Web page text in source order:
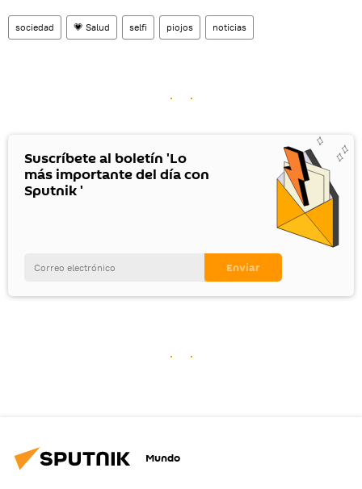
sociedad 💗 Salud selfi piojos noticias
Suscríbete al boletín 'Lo
más importante del día con
Sputnik '
Mundo